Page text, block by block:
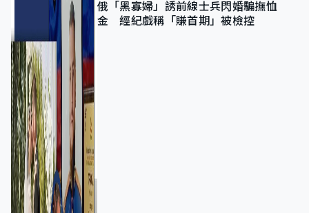
俄「黑寡婦」誘前線士兵閃婚騙撫恤
金 經紀戲稱「賺首期」被檢控